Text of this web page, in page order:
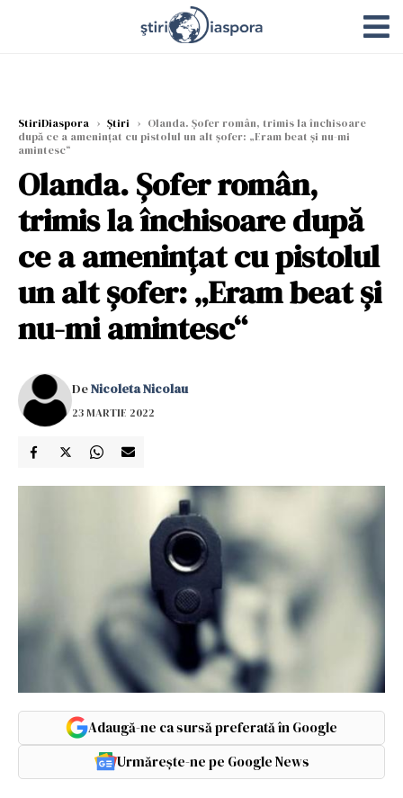
StiriDiaspora › Știri › Olanda. Șofer român, trimis la închisoare
după ce a amenințat cu pistolul un alt șofer: „Eram beat și nu-mi
amintesc“
Olanda. Șofer român,
trimis la închisoare după
ce a amenințat cu pistolul
un alt șofer: „Eram beat și
nu-mi amintesc“
DeNicoleta Nicolau
23 MARTIE 2022
Adaugă-ne ca sursă preferată în Google
Urmărește-ne pe Google News